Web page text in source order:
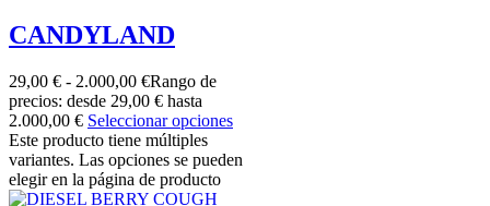
CANDYLAND
29,00 € - 2.000,00 €Rango de
precios: desde 29,00 € hasta
2.000,00 € Seleccionar opciones
Este producto tiene múltiples
variantes. Las opciones se pueden
elegir en la página de producto